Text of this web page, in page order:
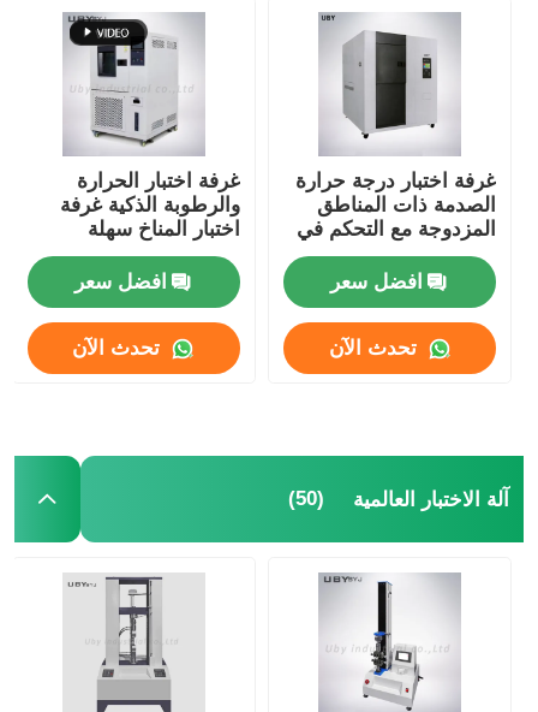
غرفة اختبار درجة حرارة
الصدمة ذات المناطق
المزدوجة مع التحكم في
الرطوبة المستقلة
افضل سعر
تحدث الآن
غرفة اختبار الحرارة
والرطوبة الذكية غرفة
اختبار المناخ سهلة
التشغيل
افضل سعر
تحدث الآن
آلة الاختبار العالمية (50)